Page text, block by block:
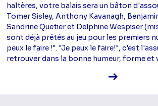
haltères, votre balais sera un bâton
Tomer Sisley, Anthony Kavanagh,
Sandrine Quetier et Delphine Wespiser
sont déjà prêtés au jeu pour les premiers
peux le faire !". "Je peux le faire!", c'est
retrouver dans la bonne humeur, forme et
Voir la fiche